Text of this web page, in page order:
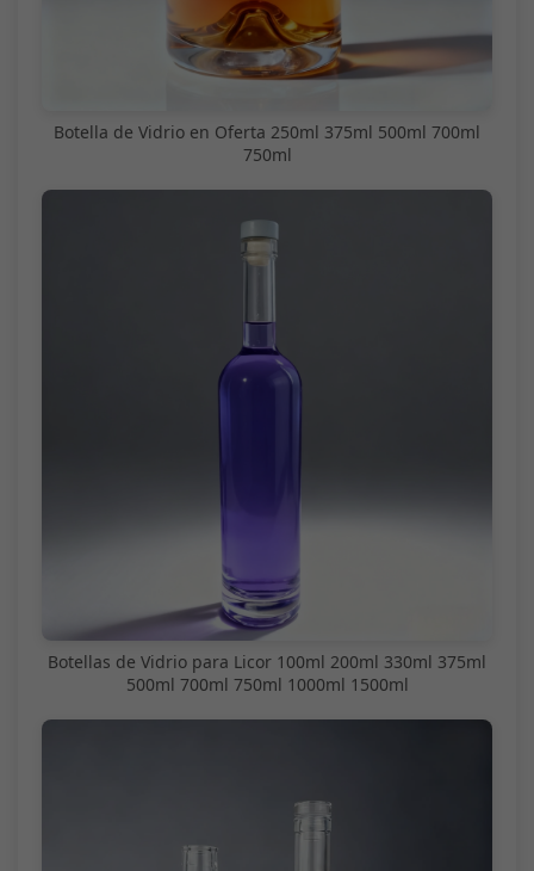
Botella de Vidrio en Oferta 250ml 375ml 500ml 700ml
750ml
Botellas de Vidrio para Licor 100ml 200ml 330ml 375ml
500ml 700ml 750ml 1000ml 1500ml